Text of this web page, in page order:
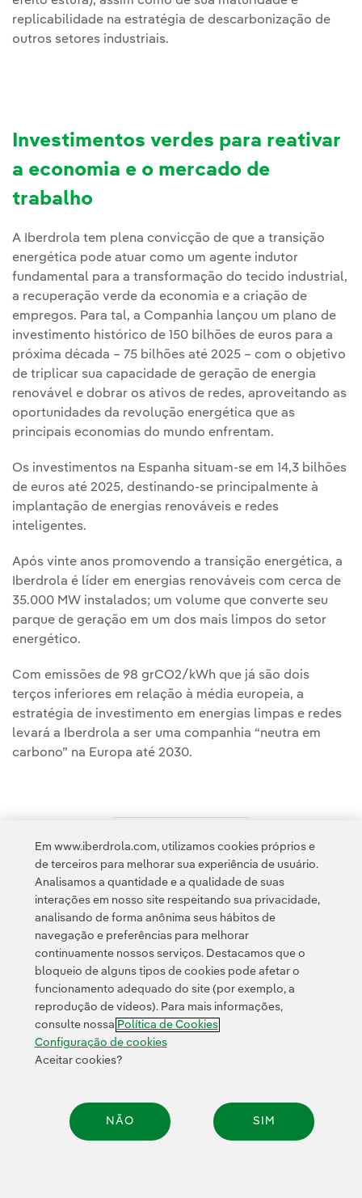
replicabilidade na estratégia de descarbonização de
outros setores industriais.
Investimentos verdes para reativar
a economia e o mercado de
trabalho
A Iberdrola tem plena convicção de que a transição
energética pode atuar como um agente indutor
fundamental para a transformação do tecido industrial,
a recuperação verde da economia e a criação de
empregos. Para tal, a Companhia lançou um plano de
investimento histórico de 150 bilhões de euros para a
próxima década – 75 bilhões até 2025 – com o objetivo
de triplicar sua capacidade de geração de energia
renovável e dobrar os ativos de redes, aproveitando as
oportunidades da revolução energética que as
principais economias do mundo enfrentam.
Os investimentos na Espanha situam-se em 14,3 bilhões
de euros até 2025, destinando-se principalmente à
implantação de energias renováveis e redes
inteligentes.
Após vinte anos promovendo a transição energética, a
Iberdrola é líder em energias renováveis com cerca de
35.000 MW instalados; um volume que converte seu
parque de geração em um dos mais limpos do setor
energético.
Com emissões de 98 grCO2/kWh que já são dois
terços inferiores em relação à média europeia, a
estratégia de investimento em energias limpas e redes
levará a Iberdrola a ser uma companhia “neutra em
carbono” na Europa até 2030.
Acesso a informação legal
Contato Clientes Política de Privacidade Informação legal
Transparência no uso da IA Política de cookies Configuração de cookies
Acessibilidade Canal de denúncias
© 2026 Iberdrola, S.A. Todos os direitos reservados.
Em www.iberdrola.com, utilizamos cookies próprios e
de terceiros para melhorar sua experiência de usuário.
Analisamos a quantidade e a qualidade de suas
interações em nosso site respeitando sua privacidade,
analisando de forma anônima seus hábitos de
navegação e preferências para melhorar
continuamente nossos serviços. Destacamos que o
bloqueio de alguns tipos de cookies pode afetar o
funcionamento adequado do site (por exemplo, a
reprodução de vídeos). Para mais informações,
consulte nossa Política de Cookies
Configuração de cookies
Aceitar cookies?
NÃO SIM